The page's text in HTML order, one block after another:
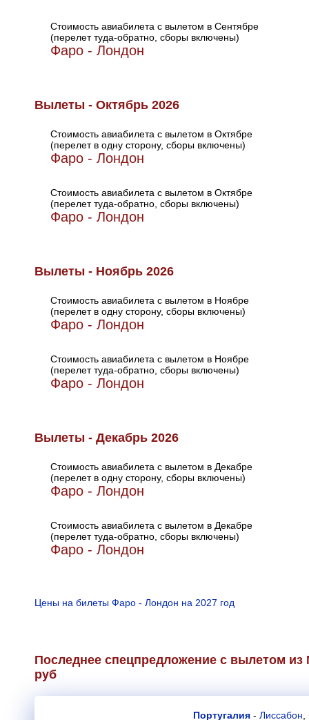
Стоимость авиабилета с вылетом в Сентябре
(перелет туда-обратно, сборы включены)
Фаро - Лондон
Вылеты - Октябрь 2026
Стоимость авиабилета с вылетом в Октябре
(перелет в одну сторону, сборы включены)
Фаро - Лондон
Стоимость авиабилета с вылетом в Октябре
(перелет туда-обратно, сборы включены)
Фаро - Лондон
Вылеты - Ноябрь 2026
Стоимость авиабилета с вылетом в Ноябре
(перелет в одну сторону, сборы включены)
Фаро - Лондон
Стоимость авиабилета с вылетом в Ноябре
(перелет туда-обратно, сборы включены)
Фаро - Лондон
Вылеты - Декабрь 2026
Стоимость авиабилета с вылетом в Декабре
(перелет в одну сторону, сборы включены)
Фаро - Лондон
Стоимость авиабилета с вылетом в Декабре
(перелет туда-обратно, сборы включены)
Фаро - Лондон
Цены на билеты Фаро - Лондон на 2027 год
Последнее спецпредложение с вылетом
руб
Португалия - Лиссабон